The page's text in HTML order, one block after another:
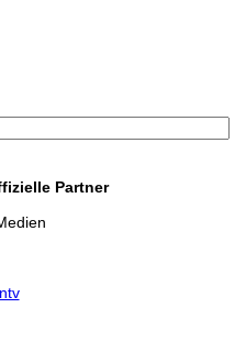
Partner